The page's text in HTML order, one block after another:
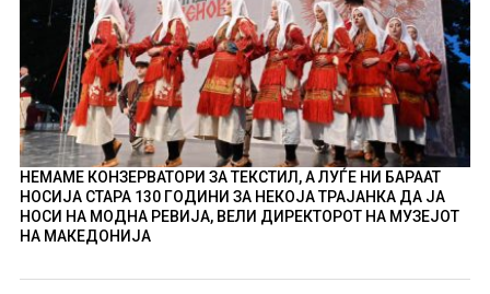
НЕМАМЕ КОНЗЕРВАТОРИ ЗА ТЕКСТИЛ, А ЛУЃЕ НИ БАРААТ
НОСИЈА СТАРА 130 ГОДИНИ ЗА НЕКОЈА ТРАЈАНКА ДА ЈА
НОСИ НА МОДНА РЕВИЈА, ВЕЛИ ДИРЕКТОРОТ НА МУЗЕЈОТ
НА МАКЕДОНИЈА